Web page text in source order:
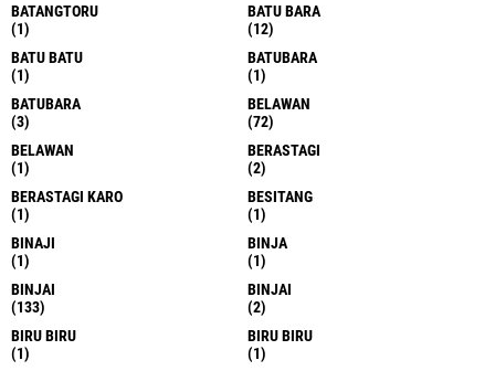
BATANGTORU
(1)
BATU BARA
(12)
BATU BATU
(1)
BATUBARA
(1)
BATUBARA
(3)
BELAWAN
(72)
BELAWAN
(1)
BERASTAGI
(2)
BERASTAGI KARO
(1)
BESITANG
(1)
BINAJI
(1)
BINJA
(1)
BINJAI
(133)
BINJAI
(2)
BIRU BIRU
(1)
BIRU BIRU
(1)